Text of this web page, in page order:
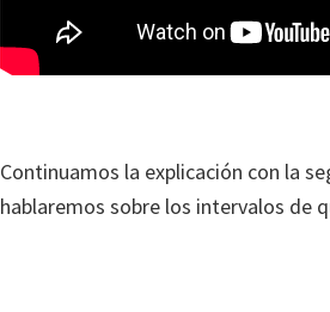
Continuamos la explicación con la
hablaremos sobre los intervalos de